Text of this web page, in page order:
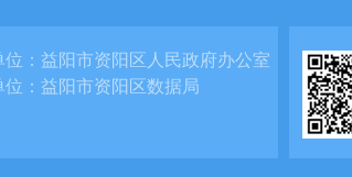
位：益阳市资阳区人民政府办公室
位：益阳市资阳区数据局